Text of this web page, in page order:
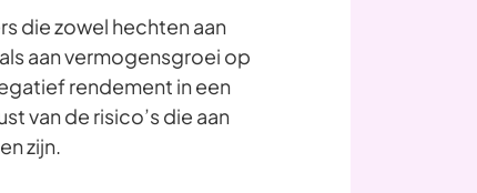
die zowel hechten aan
aan vermogensgroei op
rendement in een
van de risico’s die aan
zijn.